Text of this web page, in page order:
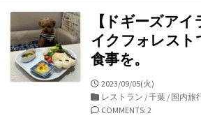
【ドギーズア
イクフォレスト
食事を。
公
開
日
2023/09/05(火)
カ
テ
レストラン /千葉 / 国内旅
COMMENTS: 2